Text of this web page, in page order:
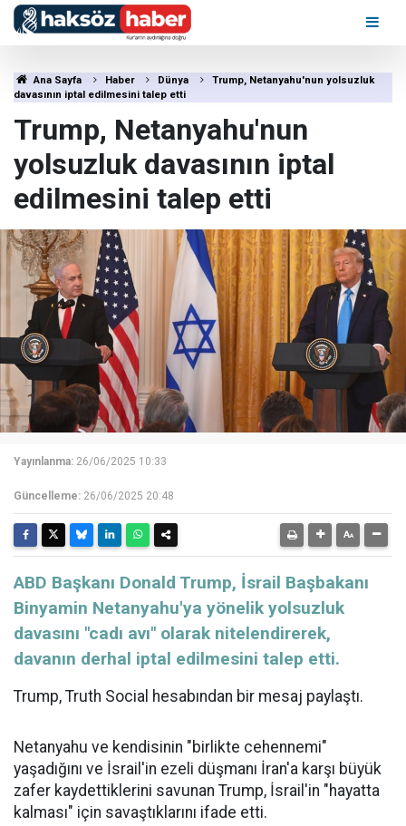
Ana Sayfa Haber Dünya
Trump, Netanyahu'nun yolsuzluk
davasının iptal edilmesini talep etti
Trump, Netanyahu'nun
yolsuzluk davasının iptal
edilmesini talep etti
Yayınlanma: 26/06/2025 10:33
Güncelleme: 26/06/2025 20:48
ABD Başkanı Donald Trump, İsrail Başbakanı
Binyamin Netanyahu'ya yönelik yolsuzluk
davasını "cadı avı" olarak nitelendirerek,
davanın derhal iptal edilmesini talep etti.
Trump, Truth Social hesabından bir mesaj paylaştı.
Netanyahu ve kendisinin "birlikte cehennemi"
yaşadığını ve İsrail'in ezeli düşmanı İran'a karşı büyük
zafer kaydettiklerini savunan Trump, İsrail'in "hayatta
kalması" için savaştıklarını ifade etti.